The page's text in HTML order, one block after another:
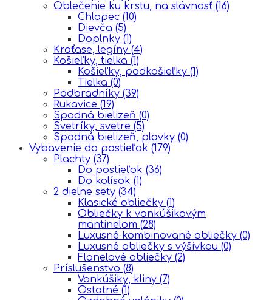
Oblečenie ku krstu, na slávnosť (16)
Chlapec (10)
Dievča (5)
Doplnky (1)
Kraťase, legíny (4)
Košieľky, tielka (1)
Košieľky, podkošieľky (1)
Tielka (0)
Podbradníky (39)
Rukavice (19)
Spodná bielizeň (0)
Svetríky, svetre (5)
Spodná bielizeň, plavky (0)
Vybavenie do postieľok (179)
Plachty (37)
Do postieľok (36)
Do kolísok (1)
2 dielne sety (34)
Klasické obliečky (1)
Obliečky k vankúšikovým
mantinelom (28)
Luxusné kombinované obliečky (0)
Luxusné obliečky s výšivkou (0)
Flanelové obliečky (2)
Príslušenstvo (8)
Vankúšiky, kliny (7)
Ostatné (1)